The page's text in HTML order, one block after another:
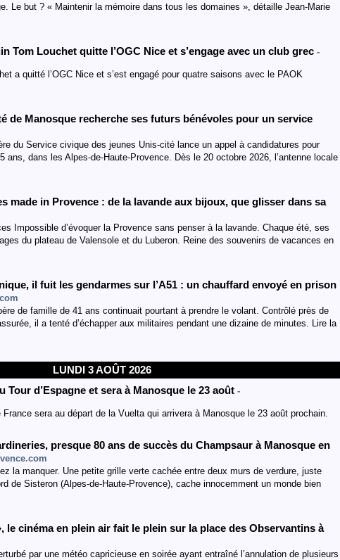
Le but ? « Maintenir la mémoire dans tous les domaines », détaille Jean-Marie
Tom Louchet quitte l’OGC Nice et s’engage avec un club grec -
a quitté l’OGC Nice et s’est engagé pour quatre saisons avec le PAOK
de Manosque recherche ses futurs bénévoles pour un service
du Service civique des jeunes Unis-cité lance un appel à candidatures pour
ans, dans les Alpes-de-Haute-Provence. Dès le 20 octobre 2026, l’antenne locale
made in Provence : de la lavande aux bijoux, que glisser dans sa
Impossible d’évoquer la Provence sans penser à la lavande. Chaque été, ses
du plateau de Valensole et du Luberon. Reine des souvenirs de vacances en
il fuit les gendarmes sur l’A51 : un chauffard envoyé en prison
de famille de 41 ans continuait pourtant à prendre le volant. Contrôlé près de
il a tenté d’échapper aux militaires pendant une dizaine de minutes. Lire la
LUNDI 3 AOÛT 2026
Tour d’Espagne et sera à Manosque le 23 août -
France sera au départ de la Vuelta qui arrivera à Manosque le 23 août prochain.
presque 80 ans de succès du Champsaur à Manosque en
la manquer. Une petite grille verte cachée entre deux murs de verdure, juste
de Sisteron (Alpes-de-Haute-Provence), cache innocemment un monde bien
le cinéma en plein air fait le plein sur la place des Observantins à
par une météo capricieuse en soirée ayant entraîné l’annulation de plusieurs